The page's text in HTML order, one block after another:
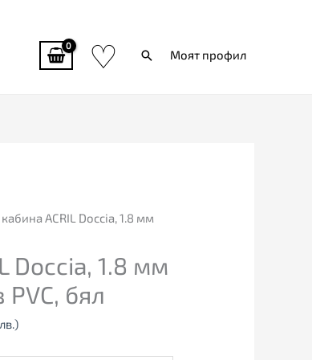
♡ ТърсиМоят профил
ACRIL Doccia, 1.8 мм
Doccia, 1.8 мм
бял